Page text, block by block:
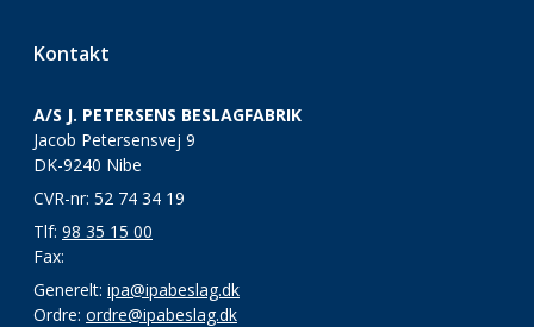
Kontakt
A/S J. PETERSENS BESLAGFABRIK
Jacob Petersensvej 9
DK-9240 Nibe
CVR-nr: 52 74 34 19
Tlf: 98 35 15 00
Fax:
Generelt: ipa@ipabeslag.dk
Ordre: ordre@ipabeslag.dk